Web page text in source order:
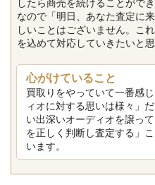
したら商売を続けることがで
なので「明日、あなた査定に
しいことはございません。こ
を込めて対応していきたいと思
心がけていること
買取りをやっていて一番感
ィオに対する思いは様々」
い出深いオーディオを譲っ
を正しく判断し査定する」
います。